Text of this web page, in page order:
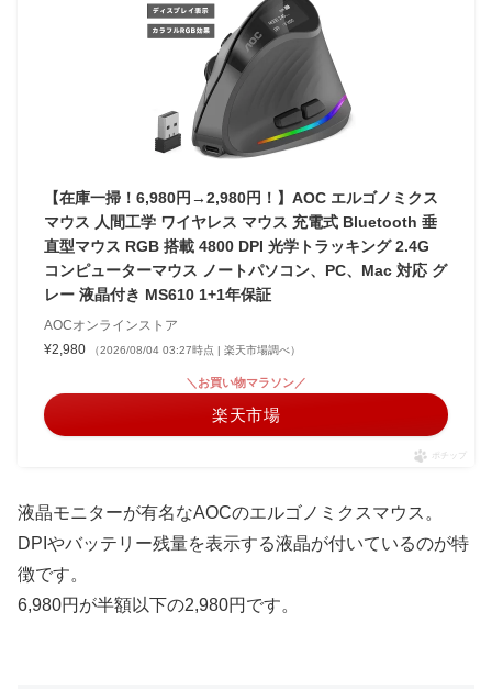
【在庫一掃！6,980円→2,980円！】AOC エルゴノミクス
マウス 人間工学 ワイヤレス マウス 充電式 Bluetooth 垂
直型マウス RGB 搭載 4800 DPI 光学トラッキング 2.4G
コンピューターマウス ノートパソコン、PC、Mac 対応 グ
レー 液晶付き MS610 1+1年保証
AOCオンラインストア
¥2,980
（2026/08/04 03:27時点 | 楽天市場調べ）
＼お買い物マラソン／
楽天市場
ポチップ
液晶モニターが有名なAOCのエルゴノミクスマウス。
DPIやバッテリー残量を表示する液晶が付いているのが特
徴です。
6,980円が半額以下の2,980円です。